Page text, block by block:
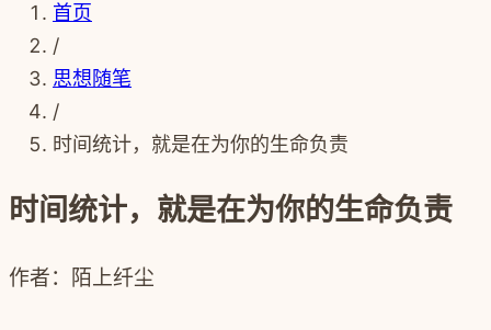
首页
/
思想随笔
/
时间统计，就是在为你的生命负责
时间统计，就是在为你的生命负责
作者：陌上纤尘